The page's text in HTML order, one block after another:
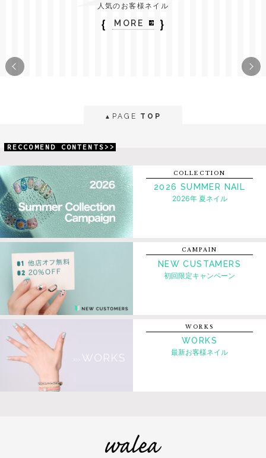
人気のお客様ネイル
｛ MORE ｝
▲ PAGE TOP
RECCOMEND CONTENTS>>
COLLECTION
2026 SUMMER NAIL
2026年 夏ネイル
CAMPAIN
NEW CUSTAMERS
初回限定キャンペーン
WORKS
WORKS
最新お客様ネイル